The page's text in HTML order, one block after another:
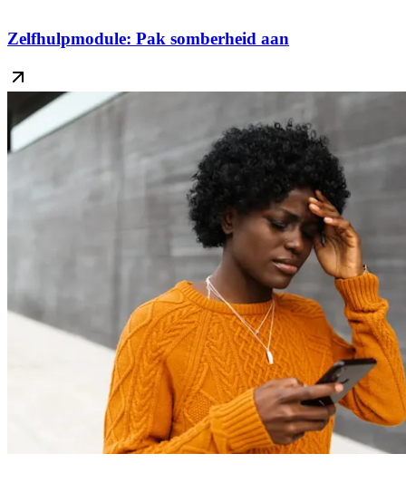
Zelfhulpmodule: Pak somberheid aan